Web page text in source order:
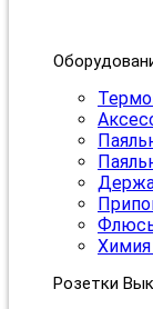
Химия
Розетки